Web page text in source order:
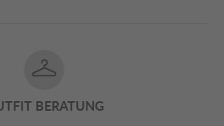
BERATUNG